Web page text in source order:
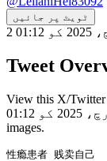
ٹویٹ پر جائیں
Tweet
View this X/Twitter
مارچ، 2025 کو 01:12 PM. This post contains 1 videos and 3
images.
性瘾患者 贱卖自己